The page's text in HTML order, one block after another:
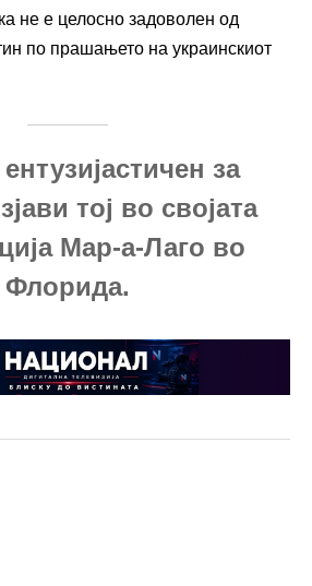
не е целосно задоволен од
по прашањето на украинскиот
за
тој во својата
Мар-а-Лаго во
Флорида.